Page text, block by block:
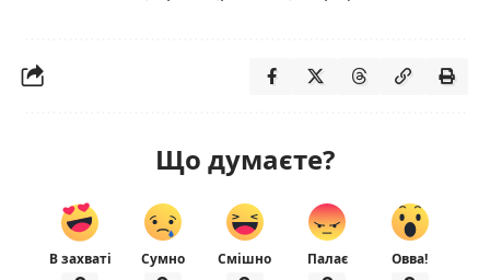
Що думаєте?
В захваті Сумно Смішно Палає Овва!